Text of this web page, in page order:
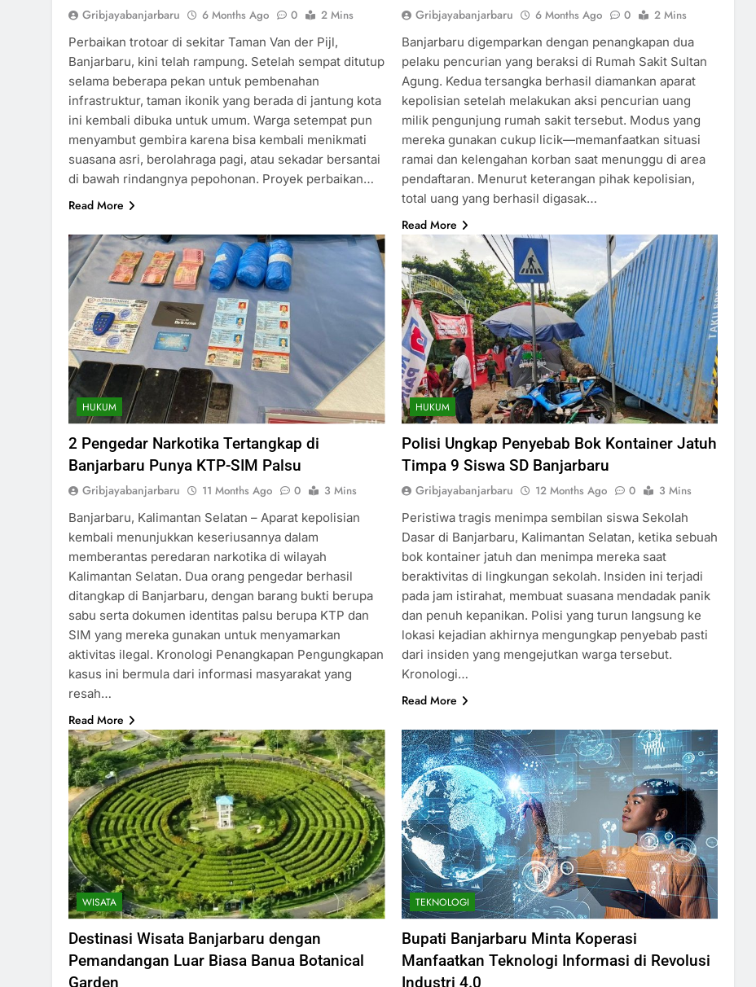
Gribjayabanjarbaru 6 Months Ago 0
2 Mins
Perbaikan trotoar di sekitar Taman Van der Pijl,
Banjarbaru, kini telah rampung. Setelah sempat ditutup
selama beberapa pekan untuk pembenahan
infrastruktur, taman ikonik yang berada di jantung kota
ini kembali dibuka untuk umum. Warga setempat pun
menyambut gembira karena bisa kembali menikmati
suasana asri, berolahraga pagi, atau sekadar bersantai
di bawah rindangnya pepohonan. Proyek perbaikan…
Read More
Gribjayabanjarbaru 6 Months Ago 0
2 Mins
Banjarbaru digemparkan dengan penangkapan dua
pelaku pencurian yang beraksi di Rumah Sakit Sultan
Agung. Kedua tersangka berhasil diamankan aparat
kepolisian setelah melakukan aksi pencurian uang
milik pengunjung rumah sakit tersebut. Modus yang
mereka gunakan cukup licik—memanfaatkan situasi
ramai dan kelengahan korban saat menunggu di area
pendaftaran. Menurut keterangan pihak kepolisian,
total uang yang berhasil digasak…
Read More
HUKUM
2 Pengedar Narkotika Tertangkap di
Banjarbaru Punya KTP-SIM Palsu
Gribjayabanjarbaru 11 Months Ago 0
3 Mins
Banjarbaru, Kalimantan Selatan – Aparat kepolisian
kembali menunjukkan keseriusannya dalam
memberantas peredaran narkotika di wilayah
Kalimantan Selatan. Dua orang pengedar berhasil
ditangkap di Banjarbaru, dengan barang bukti berupa
sabu serta dokumen identitas palsu berupa KTP dan
SIM yang mereka gunakan untuk menyamarkan
aktivitas ilegal. Kronologi Penangkapan Pengungkapan
kasus ini bermula dari informasi masyarakat yang
resah…
Read More
HUKUM
Polisi Ungkap Penyebab Bok Kontainer Jatuh
Timpa 9 Siswa SD Banjarbaru
Gribjayabanjarbaru 12 Months Ago 0
3 Mins
Peristiwa tragis menimpa sembilan siswa Sekolah
Dasar di Banjarbaru, Kalimantan Selatan, ketika sebuah
bok kontainer jatuh dan menimpa mereka saat
beraktivitas di lingkungan sekolah. Insiden ini terjadi
pada jam istirahat, membuat suasana mendadak panik
dan penuh kepanikan. Polisi yang turun langsung ke
lokasi kejadian akhirnya mengungkap penyebab pasti
dari insiden yang mengejutkan warga tersebut.
Kronologi…
Read More
WISATA
Destinasi Wisata Banjarbaru dengan
Pemandangan Luar Biasa Banua Botanical
Garden
TEKNOLOGI
Bupati Banjarbaru Minta Koperasi
Manfaatkan Teknologi Informasi di Revolusi
Industri 4.0